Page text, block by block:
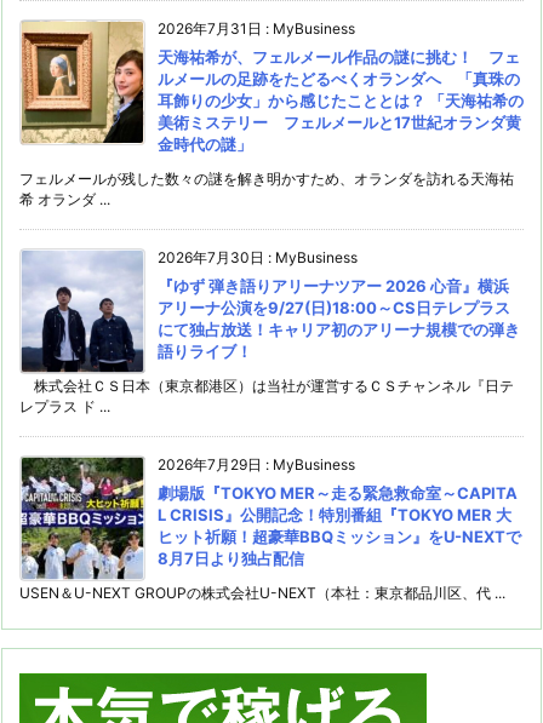
2026年7月31日 : MyBusiness
天海祐希が、フェルメール作品の謎に挑む！ フェ
ルメールの足跡をたどるべくオランダへ 「真珠の
耳飾りの少女」から感じたこととは？ 「天海祐希の
美術ミステリー フェルメールと17世紀オランダ黄
金時代の謎」
フェルメールが残した数々の謎を解き明かすため、オランダを訪れる天海祐
希 オランダ ...
2026年7月30日 : MyBusiness
『ゆず 弾き語りアリーナツアー 2026 心音』横浜
アリーナ公演を9/27(日)18:00～CS日テレプラス
にて独占放送！キャリア初のアリーナ規模での弾き
語りライブ！
株式会社ＣＳ日本（東京都港区）は当社が運営するＣＳチャンネル『日テ
レプラス ド ...
2026年7月29日 : MyBusiness
劇場版『TOKYO MER～走る緊急救命室～CAPITA
L CRISIS』公開記念！特別番組『TOKYO MER 大
ヒット祈願！超豪華BBQミッション』をU-NEXTで
8月7日より独占配信
USEN＆U-NEXT GROUPの株式会社U-NEXT（本社：東京都品川区、代 ...